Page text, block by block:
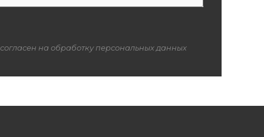
на обработку персональных данных